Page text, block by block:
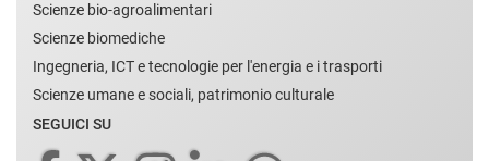
Scienze bio-agroalimentari
Scienze biomediche
Ingegneria, ICT e tecnologie per l'energia e i trasporti
Scienze umane e sociali, patrimonio culturale
SEGUICI SU